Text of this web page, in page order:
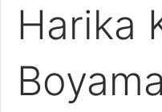
Harika
Boyama